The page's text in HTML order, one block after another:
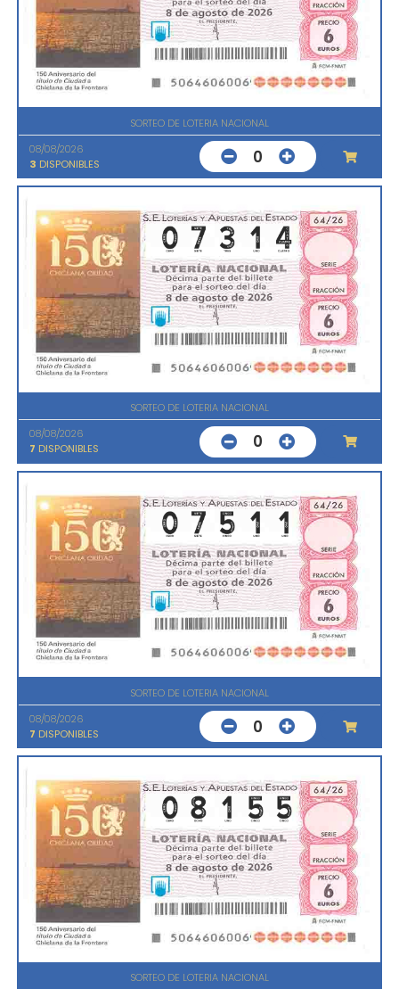
SORTEO DE LOTERIA NACIONAL
08/08/2026
3 DISPONIBLES 0
SORTEO DE LOTERIA NACIONAL
08/08/2026
7 DISPONIBLES 0
SORTEO DE LOTERIA NACIONAL
08/08/2026
7 DISPONIBLES 0
SORTEO DE LOTERIA NACIONAL